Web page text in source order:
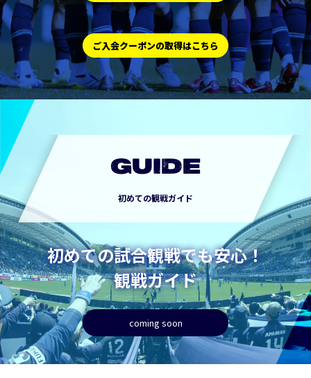
ご入会クーポンの取得はこちら
GUIDE
初めての観戦ガイド
初めての試合観戦でも安心！
観戦ガイド
coming soon